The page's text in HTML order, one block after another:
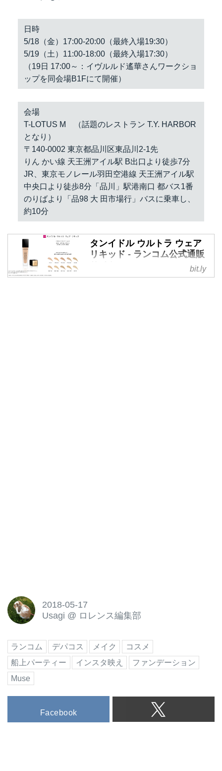
日時
5/18（金）17:00-20:00（最終入場19:30）
5/19（土）11:00-18:00（最終入場17:30）
（19日 17:00～：イヴルルド遙華さんワークショ
ップを同会場B1Fにて開催）
会場
T-LOTUS M （話題のレストラン T.Y. HARBOR
となり）
〒140-0002 東京都品川区東品川2-1先
りん かい線 天王洲アイル駅 B出口より徒歩7分
JR、東京モノレール羽田空港線 天王洲アイル駅
中央口より徒歩8分「品川」駅港南口 都バス1番
のりばより「品98 大 田市場行」バスに乗車し、
約10分
タンイドル ウルトラ ウェア
リキッド - ランコム公式通販
bit.ly
2018-05-17
Usagi @ ロレンス編集部
ランコム デパコス メイク
コスメ
船上パーティー
インスタ映え
ファンデーション
Muse
Facebook